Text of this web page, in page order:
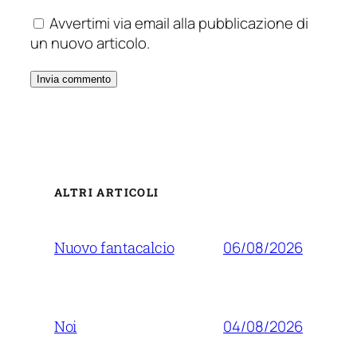
Avvertimi via email alla pubblicazione di
un nuovo articolo.
ALTRI ARTICOLI
Nuovo fantacalcio 06/08/2026
Noi 04/08/2026